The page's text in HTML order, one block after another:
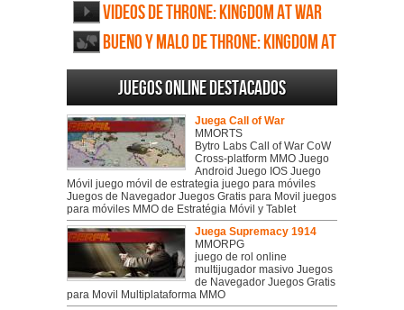
Videos de Throne: Kingdom at War
Bueno y Malo de Throne: Kingdom at
War
Juegos online destacados
Juega Call of War
MMORTS
Bytro Labs Call of War CoW
Cross-platform MMO Juego
Android Juego IOS Juego
Móvil juego móvil de estrategia juego para móviles
Juegos de Navegador Juegos Gratis para Movil juegos
para móviles MMO de Estratégia Móvil y Tablet
Juega Supremacy 1914
MMORPG
juego de rol online
multijugador masivo Juegos
de Navegador Juegos Gratis
para Movil Multiplataforma MMO